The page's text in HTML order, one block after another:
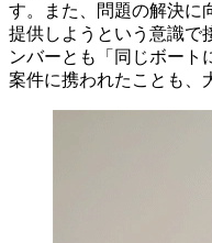
す。また、問題の解決に
提供しようという意識で
ンバーとも「同じボート
案件に携われたことも、